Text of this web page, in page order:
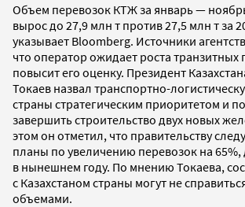
Объем перевозок КТЖ за январь —
вырос до 27,9 млн т против 27,5 млн т за
указывает Bloomberg. Источники
что оператор ожидает роста транзитных
повысит его оценку. Президент
Токаев назвал транспортно-
страны стратегическим приоритетом и
завершить строительство двух новых
этом он отметил, что правительству
планы по увеличению перевозок на 65%,
в нынешнем году. По мнению Токаева,
с Казахстаном страны могут не
объемами.